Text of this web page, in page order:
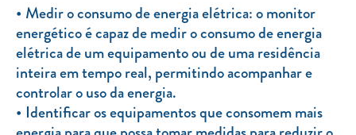
Medir o consumo de energia elétrica: o monitor
energético é capaz de medir o consumo de energia
elétrica de um equipamento ou de uma residência
inteira em tempo real, permitindo acompanhar e
controlar o uso da energia.
Identificar os equipamentos que consomem mais